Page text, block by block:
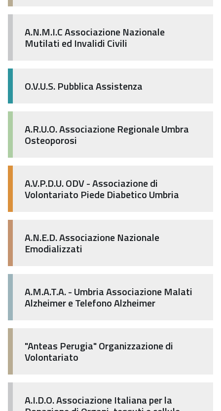
A.N.M.I.C Associazione Nazionale
Mutilati ed Invalidi Civili
O.V.U.S. Pubblica Assistenza
A.R.U.O. Associazione Regionale Umbra
Osteoporosi
A.V.P.D.U. ODV - Associazione di
Volontariato Piede Diabetico Umbria
A.N.E.D. Associazione Nazionale
Emodializzati
A.M.A.T.A. - Umbria Associazione Malati
Alzheimer e Telefono Alzheimer
"Anteas Perugia" Organizzazione di
Volontariato
A.I.D.O. Associazione Italiana per la